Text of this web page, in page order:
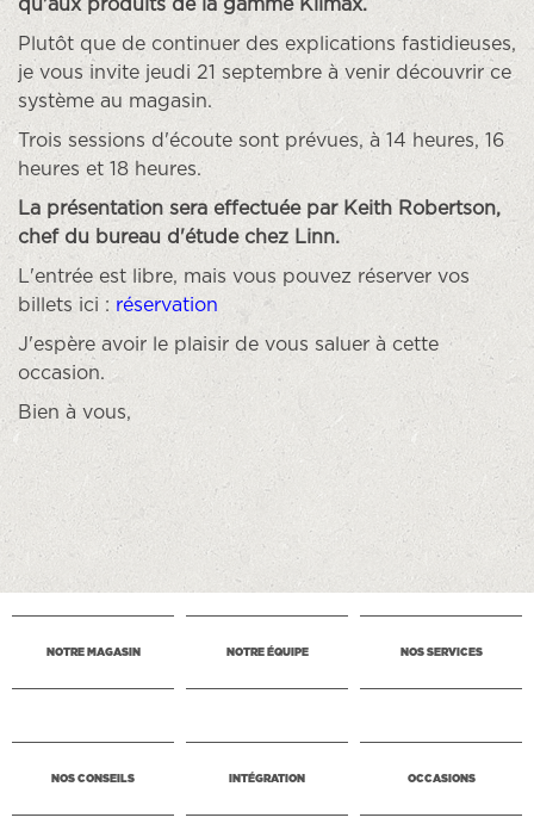
qu'aux produits de la gamme Klimax.
Plutôt que de continuer des explications fastidieuses,
je vous invite jeudi 21 septembre à venir découvrir ce
système au magasin.
Trois sessions d'écoute sont prévues, à 14 heures, 16
heures et 18 heures.
La présentation sera effectuée par Keith Robertson,
chef du bureau d'étude chez Linn.
L'entrée est libre, mais vous pouvez réserver vos
billets ici : réservation
J'espère avoir le plaisir de vous saluer à cette
occasion.
Bien à vous,
NOTRE MAGASIN NOTRE ÉQUIPE NOS SERVICES
NOS CONSEILS INTÉGRATION OCCASIONS